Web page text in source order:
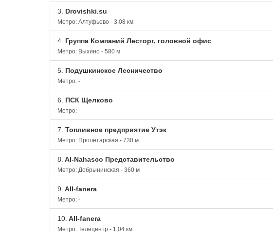
3. Drovishki.su
Метро: Алтуфьево - 3,08 км
4. Группа Компаний Лесторг, головной офис
Метро: Выхино - 580 м
5. Подушкинское Лесничество
Метро: -
6. ПСК Щелково
Метро: -
7. Топливное предприятие Утэк
Метро: Пролетарская - 730 м
8. Al-Nahasco Представительство
Метро: Добрынинская - 360 м
9. All-fanera
Метро: -
10. All-fanera
Метро: Телецентр - 1,04 км